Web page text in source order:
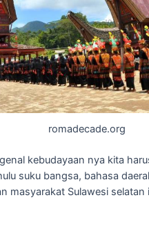
romadecade.org
kebudayaan nya kita
suku bangsa, bahasa
masyarakat Sulawesi selatan